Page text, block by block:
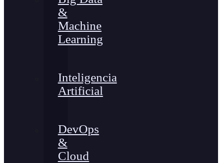
&
Machine
Learning
Inteligencia
Artificial
DevOps
&
Cloud